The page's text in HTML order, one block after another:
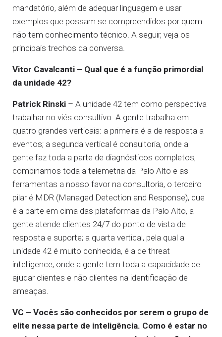
mandatório, além de adequar linguagem e usar
exemplos que possam se compreendidos por quem
não tem conhecimento técnico. A seguir, veja os
principais trechos da conversa.
Vitor Cavalcanti – Qual que é a função primordial
da unidade 42?
Patrick Rinski – A unidade 42 tem como perspectiva
trabalhar no viés consultivo. A gente trabalha em
quatro grandes verticais: a primeira é a de resposta a
eventos; a segunda vertical é consultoria, onde a
gente faz toda a parte de diagnósticos completos,
combinamos toda a telemetria da Palo Alto e as
ferramentas a nosso favor na consultoria, o terceiro
pilar é MDR (Managed Detection and Response), que
é a parte em cima das plataformas da Palo Alto, a
gente atende clientes 24/7 do ponto de vista de
resposta e suporte; a quarta vertical, pela qual a
unidade 42 é muito conhecida, é a de threat
intelligence, onde a gente tem toda a capacidade de
ajudar clientes e não clientes na identificação de
ameaças.
VC – Vocês são conhecidos por serem o grupo de
elite nessa parte de inteligência. Como é estar no